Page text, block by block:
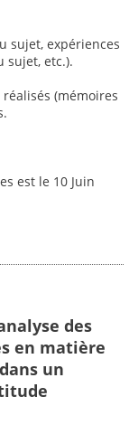
sujet, expériences
sujet, etc.).
(mémoires
est le 10 Juin
des
en matière
un